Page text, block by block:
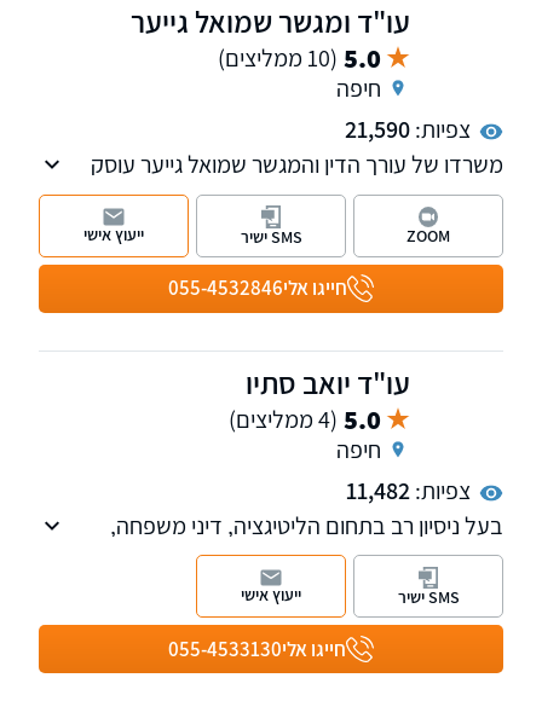
עו"ד ומגשר שמואל גייער
5.0 (10 ממליצים)
חיפה
צפיות:21,590
משרדו של עורך הדין והמגשר שמואל גייער עוסק
במגוון תחומים ובהם מקרקעין, ירושות, משפט
מסחרי, משפט בינלאומי וצוואות.
עורך הדין והמגשר שמואל גייער הוא בעל תואר שני
במשפט עסקי באסיה ומשרדיו ממוקמים בחיפה
חייגו אלי055-4532846
ZOOM SMS ישיר ייעוץ אישי
עו"ד יואב סתיו
5.0 (4 ממליצים)
חיפה
צפיות:11,482
בעל ניסיון רב בתחום הליטיגציה, דיני משפחה,
סכסוכי ירושה, משפט מסחרי לרבות מקרקעין ודיני
שנה.
חייגו אלי055-4533130
SMS ישיר ייעוץ אישי